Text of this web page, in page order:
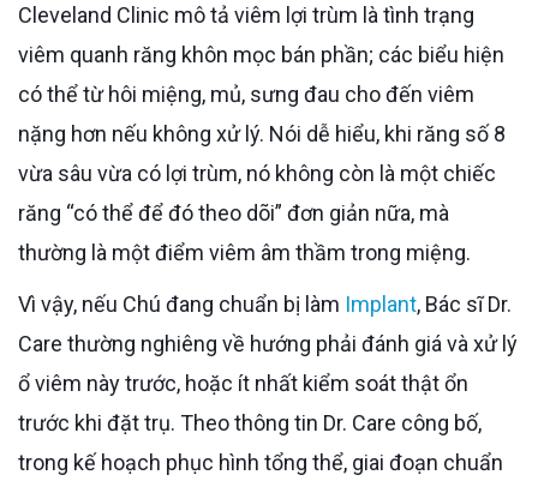
Cleveland Clinic mô tả viêm lợi trùm là tình trạng
viêm quanh răng khôn mọc bán phần; các biểu hiện
có thể từ hôi miệng, mủ, sưng đau cho đến viêm
nặng hơn nếu không xử lý. Nói dễ hiểu, khi răng số 8
vừa sâu vừa có lợi trùm, nó không còn là một chiếc
răng “có thể để đó theo dõi” đơn giản nữa, mà
thường là một điểm viêm âm thầm trong miệng.
Vì vậy, nếu Chú đang chuẩn bị làm Implant, Bác sĩ Dr.
Care thường nghiêng về hướng phải đánh giá và xử lý
ổ viêm này trước, hoặc ít nhất kiểm soát thật ổn
trước khi đặt trụ. Theo thông tin Dr. Care công bố,
trong kế hoạch phục hình tổng thể, giai đoạn chuẩn